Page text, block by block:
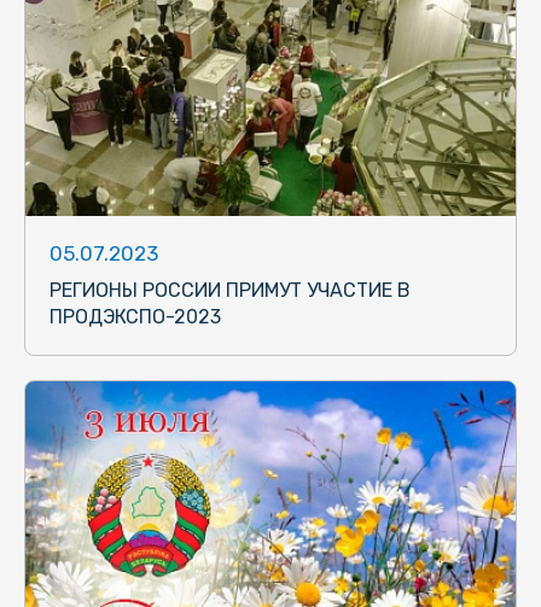
05.07.2023
РЕГИОНЫ РОССИИ ПРИМУТ УЧАСТИЕ В
ПРОДЭКСПО-2023